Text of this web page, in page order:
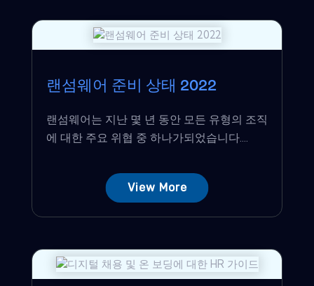
랜섬웨어 준비 상태 2022
랜섬웨어는 지난 몇 년 동안 모든 유형의 조직
에 대한 주요 위협 중 하나가되었습니다....
View More